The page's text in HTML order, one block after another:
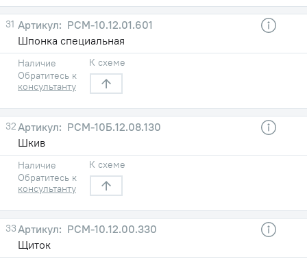
31
РСМ-10.12.01.601
Шпонка специальная
Наличие
Обратитесь к
консультанту
К схеме
32
РСМ-10Б.12.08.130
Шкив
Наличие
Обратитесь к
консультанту
К схеме
33
РСМ-10.12.00.330
Щиток